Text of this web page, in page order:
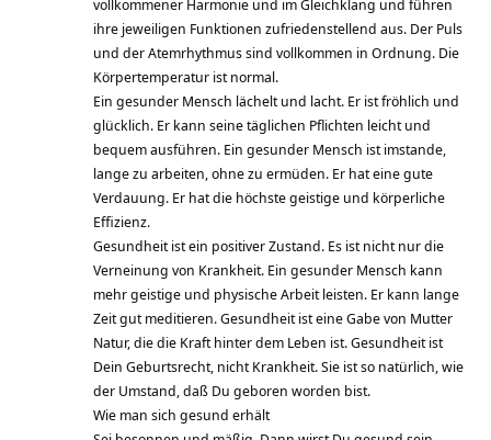
vollkommener Harmonie und im Gleichklang und führen
ihre jeweiligen Funktionen zufriedenstellend aus. Der Puls
und der Atemrhythmus sind vollkommen in Ordnung. Die
Körpertemperatur ist normal.
Ein gesunder Mensch lächelt und lacht. Er ist fröhlich und
glücklich. Er kann seine täglichen Pflichten leicht und
bequem ausführen. Ein gesunder Mensch ist imstande,
lange zu arbeiten, ohne zu ermüden. Er hat eine gute
Verdauung. Er hat die höchste geistige und körperliche
Effizienz.
Gesundheit ist ein positiver Zustand. Es ist nicht nur die
Verneinung von Krankheit. Ein gesunder Mensch kann
mehr geistige und physische Arbeit leisten. Er kann lange
Zeit gut meditieren. Gesundheit ist eine Gabe von Mutter
Natur, die die Kraft hinter dem Leben ist. Gesundheit ist
Dein Geburtsrecht, nicht Krankheit. Sie ist so natürlich, wie
der Umstand, daß Du geboren worden bist.
Wie man sich gesund erhält